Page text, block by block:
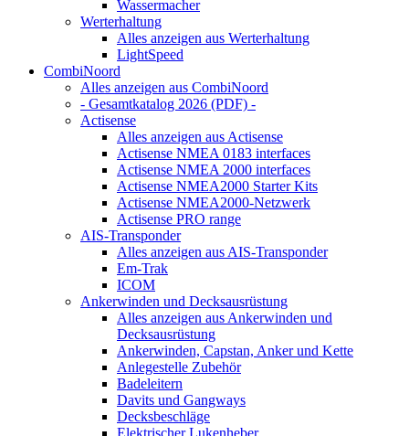
Wassermacher
Werterhaltung
Alles anzeigen aus Werterhaltung
LightSpeed
CombiNoord
Alles anzeigen aus CombiNoord
- Gesamtkatalog 2026 (PDF) -
Actisense
Alles anzeigen aus Actisense
Actisense NMEA 0183 interfaces
Actisense NMEA 2000 interfaces
Actisense NMEA2000 Starter Kits
Actisense NMEA2000-Netzwerk
Actisense PRO range
AIS-Transponder
Alles anzeigen aus AIS-Transponder
Em-Trak
ICOM
Ankerwinden und Decksausrüstung
Alles anzeigen aus Ankerwinden und
Decksausrüstung
Ankerwinden, Capstan, Anker und Kette
Anlegestelle Zubehör
Badeleitern
Davits und Gangways
Decksbeschläge
Elektrischer Lukenheber